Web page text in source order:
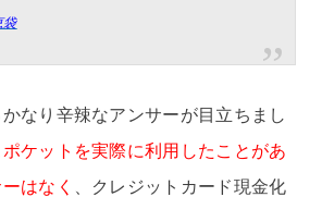
袋
なり辛辣なアンサーが目立ちまし
ケットを実際に利用したことがあ
はなく
、クレジットカード現金化